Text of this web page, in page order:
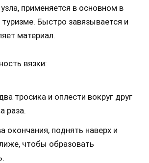
применяется в основном в
Быстро завязывается и
материал.
вязки:
тросика и оплести вокруг друг
раза.
окончания, поднять наверх и
чтобы образовать